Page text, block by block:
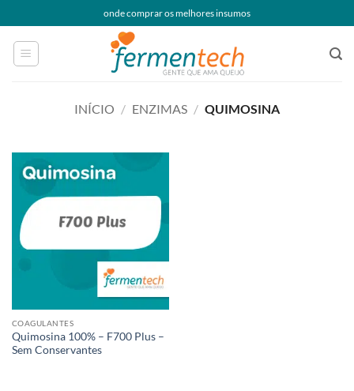
to
content
onde comprar os melhores insumos
INÍCIO / ENZIMAS / QUIMOSINA
COAGULANTES
Quimosina 100% – F700 Plus –
Sem Conservantes